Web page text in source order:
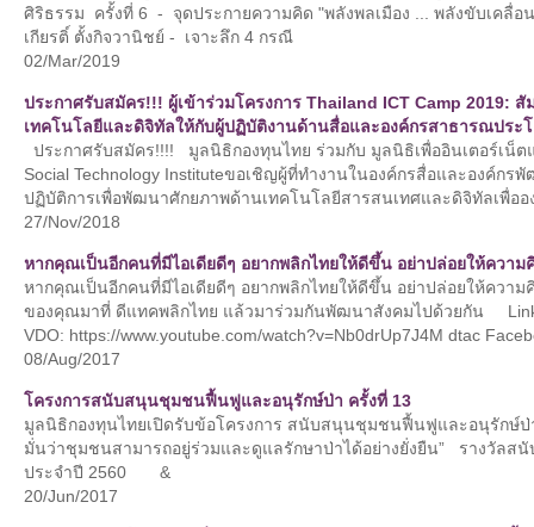
ศิริธรรม ครั้งที่ 6 - จุดประกายความคิด "พลังพลเมือง ... พลังขับเคลื่อ
เกียรติ์ ตั้งกิจวานิชย์ - เจาะลึก 4 กรณี
02/Mar/2019
ประกาศรับสมัคร!!! ผู้เข้าร่วมโครงการ Thailand ICT Camp 2019:
เทคโนโลยีและดิจิทัลให้กับผู้ปฏิบัติงานด้านสื่อและองค์กรสาธารณประ
ประกาศรับสมัคร!!!! มูลนิธิกองทุนไทย ร่วมกับ มูลนิธิเพื่ออินเตอร์เน็
Social Technology Instituteขอเชิญผู้ที่ทำงานในองค์กรสื่อและองค์กร
ปฏิบัติการเพื่อพัฒนาศักยภาพด้านเทคโนโลยีสารสนเทศและดิจิทัลเพื่ออ
27/Nov/2018
หากคุณเป็นอีกคนที่มีไอเดียดีๆ อยากพลิกไทยให้ดีขึ้น อย่าปล่อยให้ควา
หากคุณเป็นอีกคนที่มีไอเดียดีๆ อยากพลิกไทยให้ดีขึ้น อย่าปล่อยให้ควา
ของคุณมาที่ ดีแทคพลิกไทย แล้วมาร่วมกันพัฒนาสังคมไปด้วยกัน
VDO: https://www.youtube.com/watch?v=Nb0drUp7J4M dtac
08/Aug/2017
โครงการสนับสนุนชุมชนฟื้นฟูและอนุรักษ์ป่า ครั้งที่ 13
มูลนิธิกองทุนไทยเปิดรับข้อโครงการ สนับสนุนชุมชนฟื้นฟูและอนุรักษ์ป่
มั่นว่าชุมชนสามารถอยู่ร่วมและดูแลรักษาป่าได้อย่างยั่งยืน” รางวัล
ประจำปี 2560 &
20/Jun/2017